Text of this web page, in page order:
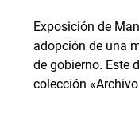
Exposición de
adopción de una
de gobierno. Este
colección